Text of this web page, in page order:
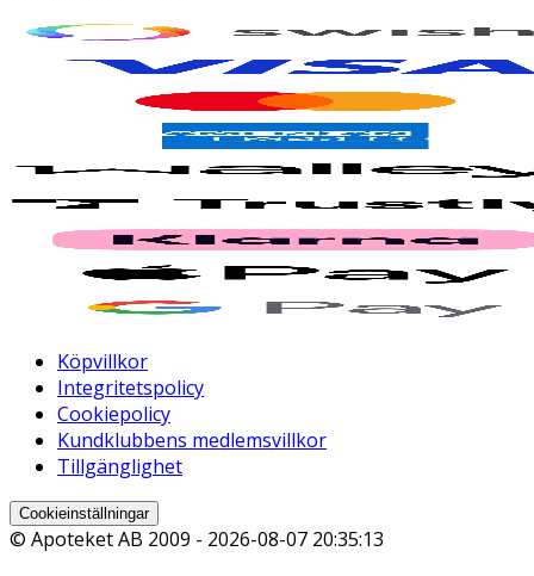
Köpvillkor
Integritetspolicy
Cookiepolicy
Kundklubbens medlemsvillkor
Tillgänglighet
Cookieinställningar
© Apoteket AB 2009 - 2026-08-07 20:35:13